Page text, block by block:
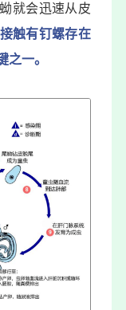
就会迅速从皮
触有钉螺存在
之一。